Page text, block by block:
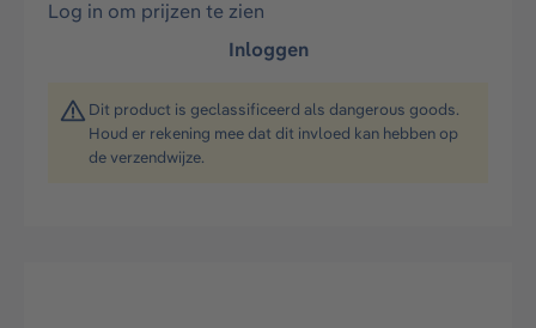
Log in om prijzen te zien
Inloggen
Dit product is geclassificeerd als dangerous goods.
Houd er rekening mee dat dit invloed kan hebben op
de verzendwijze.